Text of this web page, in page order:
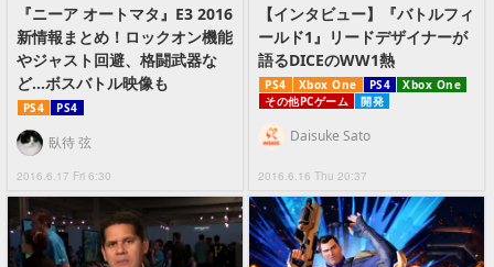
『ニーア オートマタ』E3 2016
新情報まとめ！ロックオン機能
やジャスト回避、格闘武器な
ど…ボスバトル映像も
PS4 PS4
2016.6.17 Fri 6:30
臥待 弦
【インタビュー】『バトルフィ
ールド1』リードデザイナーが
語るDICEのWW1熱
PS4 Xbox One PS4
Xbox One
その他PCゲーム
開発
2016.6.16 Thu 20:37
Daisuke Sato